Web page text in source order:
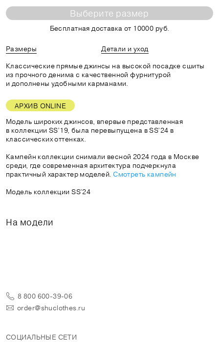
Выберите размер
Бесплатная доставка от 10000 руб.
Размеры
Детали и уход
Классические прямые джинсы на высокой посадке сшиты
из прочного денима с качественной фурнитурой
и дополнены удобными карманами.
АРХИВ ONLINE
Модель широких джинсов, впервые представленная
в коллекции SS’19, была перевыпущена в SS’24 в
классических оттенках.
Кампейн коллекции снимали весной 2024 года в Москве
среди, где современная архитектура подчеркнула
практичный характер моделей. Смотреть кампейн
Модель коллекции SS’24
На модели
8 800 600-39-06
order@shuclothes.ru
СОЦИАЛЬНЫЕ СЕТИ